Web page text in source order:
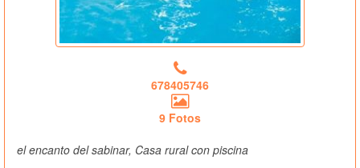
678405746
9 Fotos
el encanto del sabinar, Casa rural con piscina